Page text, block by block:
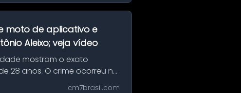
moto de aplicativo e
Aleixo; veja vídeo
mostram o exato
28 anos. O crime ocorreu na
cm7brasil.com